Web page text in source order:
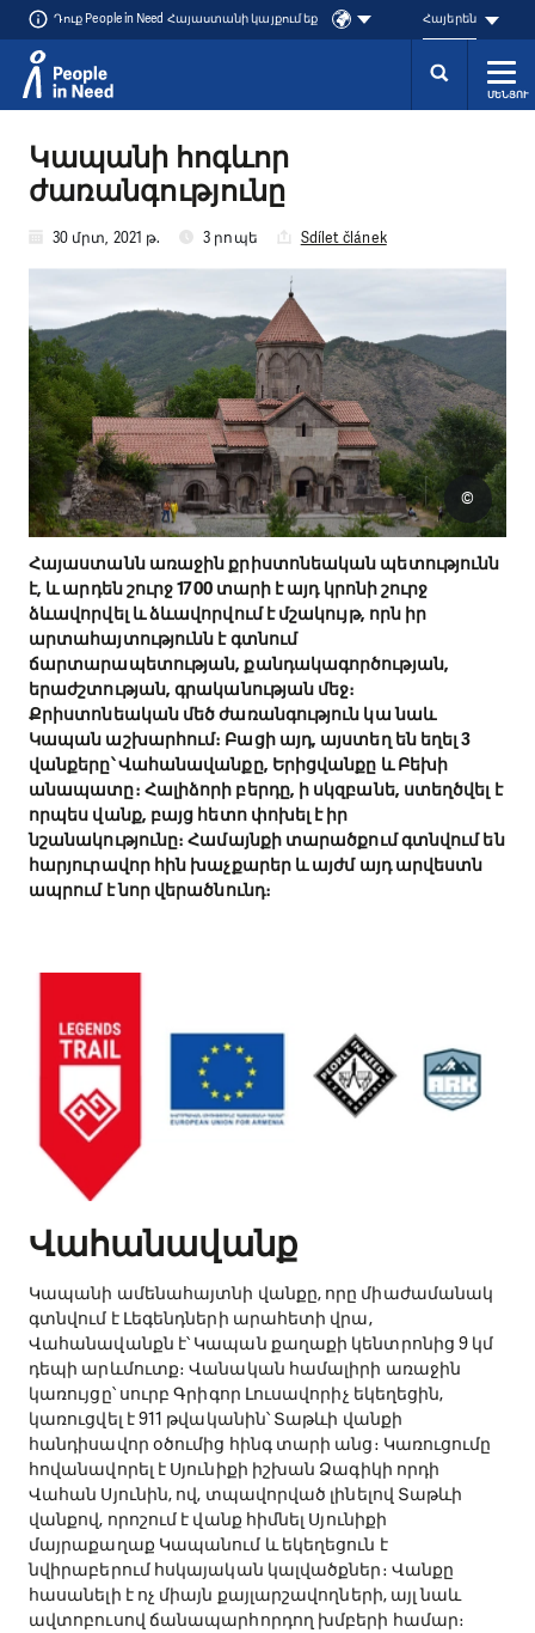
Դուք People in Need Հայաստանի կայքում եք Հայերեն
ՄԵՆՅՈՒ
Կապանի հոգևոր
ժառանգությունը
30 մրտ, 2021 թ. 3 րոպե Sdílet článek
Հայաստանն առաջին քրիստոնեական պետությունն
է, և արդեն շուրջ 1700 տարի է այդ կրոնի շուրջ
ձևավորվել և ձևավորվում է մշակույթ, որն իր
արտահայտությունն է գտնում
ճարտարապետության, քանդակագործության,
երաժշտության, գրականության մեջ։
Քրիստոնեական մեծ ժառանգություն կա նաև
Կապան աշխարհում։ Բացի այդ, այստեղ են եղել 3
վանքերը՝ Վահանավանքը, Երիցվանքը և Բեխի
անապատը։ Հալիձորի բերդը, ի սկզբանե, ստեղծվել է
որպես վանք, բայց հետո փոխել է իր
նշանակությունը։ Համայնքի տարածքում գտնվում են
հարյուրավոր հին խաչքարեր և այժմ այդ արվեստն
ապրում է նոր վերածնունդ։
©
Վահանավանք
Կապանի ամենահայտնի վանքը, որը միաժամանակ
գտնվում է Լեգենդների արահետի վրա,
Վահանավանքն է՝ Կապան քաղաքի կենտրոնից 9 կմ
դեպի արևմուտք։ Վանական համալիրի առաջին
կառույցը՝ սուրբ Գրիգոր Լուսավորիչ եկեղեցին,
կառուցվել է 911 թվականին՝ Տաթևի վանքի
հանդիսավոր օծումից հինգ տարի անց։ Կառուցումը
հովանավորել է Սյունիքի իշխան Ձագիկի որդի
Վահան Սյունին, ով, տպավորված լինելով Տաթևի
վանքով, որոշում է վանք հիմնել Սյունիքի
մայրաքաղաք Կապանում և եկեղեցուն է
նվիրաբերում հսկայական կալվածքներ։ Վանքը
հասանելի է ոչ միայն քայլարշավողների, այլ նաև
ավտոբուսով ճանապարհորդող խմբերի համար։